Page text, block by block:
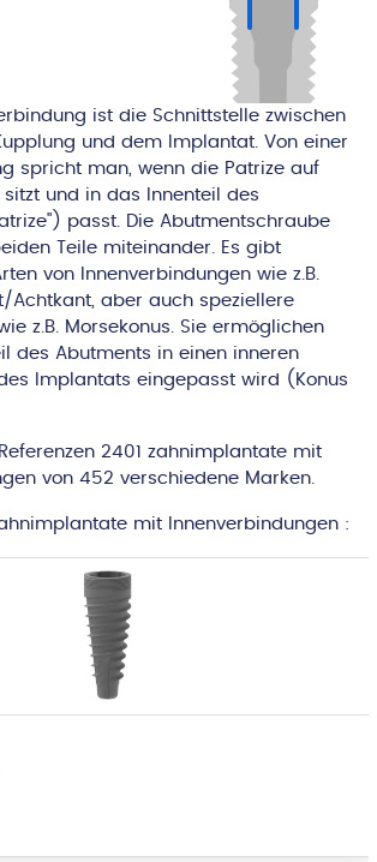
ist die Schnittstelle zwischen
und dem Implantat. Von einer
spricht man, wenn die Patrize auf
und in das Innenteil des
passt. Die Abutmentschraube
Teile miteinander. Es gibt
von Innenverbindungen wie z.B.
Achtkant, aber auch speziellere
z.B. Morsekonus. Sie ermöglichen
des Abutments in einen inneren
Implantats eingepasst wird (Konus
2401 zahnimplantate mit
von 452 verschiedene Marken.
mit Innenverbindungen :